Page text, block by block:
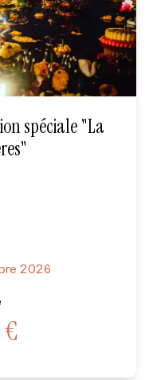
spéciale "La
2026
€